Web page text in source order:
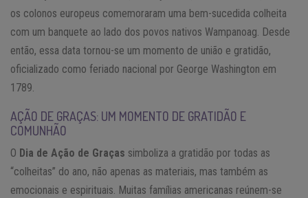
os colonos europeus comemoraram uma bem-sucedida colheita
com um banquete ao lado dos povos nativos Wampanoag. Desde
então, essa data tornou-se um momento de união e gratidão,
oficializado como feriado nacional por George Washington em
1789.
AÇÃO DE GRAÇAS: UM MOMENTO DE GRATIDÃO E
COMUNHÃO
O Dia de Ação de Graças simboliza a gratidão por todas as
“colheitas” do ano, não apenas as materiais, mas também as
emocionais e espirituais. Muitas famílias americanas reúnem-se